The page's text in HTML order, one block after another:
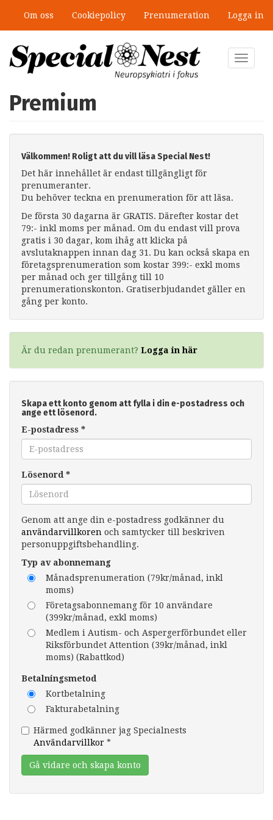
huvudinnehåll
Om oss Cookiepolicy Prenumeration Logga in
Toggle
Premium
Välkommen! Roligt att du vill läsa Special Nest!
Det här innehållet är endast tillgängligt för
prenumeranter.
Du behöver teckna en prenumeration för att läsa.
De första 30 dagarna är GRATIS. Därefter kostar det
79:- inkl moms per månad. Om du endast vill prova
gratis i 30 dagar, kom ihåg att klicka på
avslutaknappen innan dag 31. Du kan också skapa en
företagsprenumeration som kostar 399:- exkl moms
per månad och ger tillgång till 10
prenumerationskonton. Gratiserbjudandet gäller en
gång per konto.
Är du redan prenumerant? Logga in här
Skapa ett konto genom att fylla i din e-postadress och
ange ett lösenord.
E-postadress *
Lösenord *
Genom att ange din e-postadress godkänner du
användarvillkoren och samtycker till beskriven
personuppgiftsbehandling.
Typ av abonnemang
Månadsprenumeration (79kr/månad, inkl
moms)
Företagsabonnemang för 10 användare
(399kr/månad, exkl moms)
Medlem i Autism- och Aspergerförbundet eller
Riksförbundet Attention (39kr/månad, inkl
moms) (Rabattkod)
Betalningsmetod
Kortbetalning
Fakturabetalning
Härmed godkänner jag Specialnests
Användarvillkor *
Gå vidare och skapa konto